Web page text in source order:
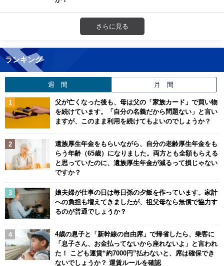
さらに見る
ランキング
週 間 月 間
父が亡くなった後も、母は父の「家族カード」で買い物
を続けています。「自分の名義だから問題ない」と言い
ますが、このまま利用を続けてもよいのでしょうか？
遺族厚生年金をもらいながら、自分の老齢厚生年金をも
らう年齢（65歳）になりました。両方とも全額もらえる
と思っていたのに、遺族厚生年金が減るって損じゃない
ですか？
娘夫婦が仕事の日は毎日孫の夕飯を作っています。家計
への負担も増えてきましたが、祖父母なら無償で協力す
るのが普通でしょうか？
4歳の息子と「新幹線の自由席」で帰省したら、乗客に
「息子さん、お金払ってないから座れないよ」と言われ
た！ こども運賃“約7000円”払わないと、席は確保でき
ないでしょうか？ 運賃ルールを確認